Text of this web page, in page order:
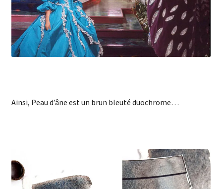
Ainsi, Peau d’âne est un brun bleuté duochrome…